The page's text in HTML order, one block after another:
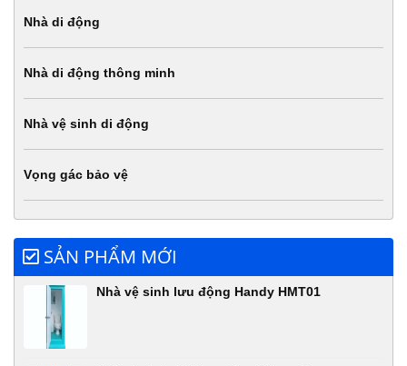
Nhà di động
Nhà di động thông minh
Nhà vệ sinh di động
Vọng gác bảo vệ
SẢN PHẨM MỚI
Nhà vệ sinh lưu động Handy HMT01